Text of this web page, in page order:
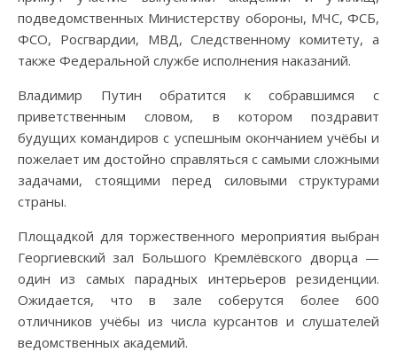
подведомственных Министерству обороны, МЧС, ФСБ,
ФСО, Росгвардии, МВД, Следственному комитету, а
также Федеральной службе исполнения наказаний.
Владимир Путин обратится к собравшимся с
приветственным словом, в котором поздравит
будущих командиров с успешным окончанием учёбы и
пожелает им достойно справляться с самыми сложными
задачами, стоящими перед силовыми структурами
страны.
Площадкой для торжественного мероприятия выбран
Георгиевский зал Большого Кремлёвского дворца —
один из самых парадных интерьеров резиденции.
Ожидается, что в зале соберутся более 600
отличников учёбы из числа курсантов и слушателей
ведомственных академий.